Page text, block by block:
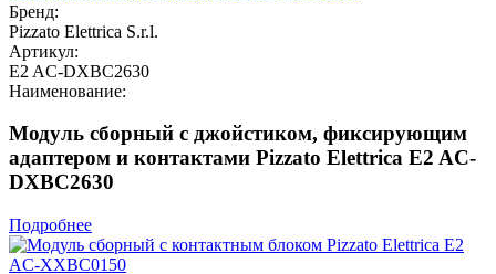
Бренд:
Pizzato Elettrica S.r.l.
Артикул:
E2 AC-DXBC2630
Наименование:
Модуль сборный с джойстиком, фиксирующим
адаптером и контактами Pizzato Elettrica E2 AC-
DXBC2630
Подробнее